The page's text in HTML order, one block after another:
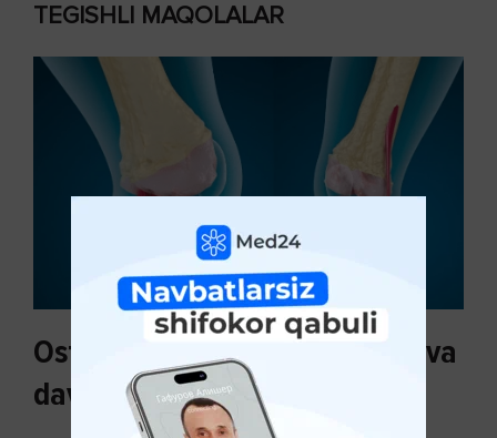
TEGISHLI MAQOLALAR
Osteoartroz sabablari, tasnifi va
davolash usullari